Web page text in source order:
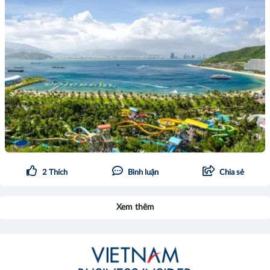
2 Thích Bình luận Chia sẻ
Xem thêm